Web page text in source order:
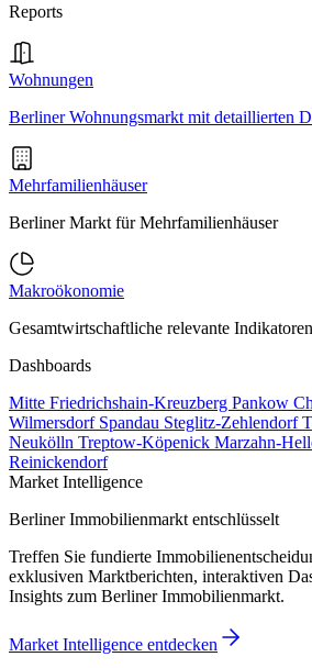
Reports
Wohnungen
Berliner Wohnungsmarkt mit detaillierten
Mehrfamilienhäuser
Berliner Markt für Mehrfamilienhäuser
Makroökonomie
Gesamtwirtschaftliche relevante Indikatoren
Dashboards
Mitte Friedrichshain-Kreuzberg Pankow
Wilmersdorf Spandau Steglitz-Zehlendorf
Neukölln Treptow-Köpenick Marzahn-
Reinickendorf
Market Intelligence
Berliner Immobilienmarkt entschlüsselt
Treffen Sie fundierte
exklusiven Marktberichten, interaktiven
Insights zum Berliner Immobilienmarkt.
Market Intelligence entdecken